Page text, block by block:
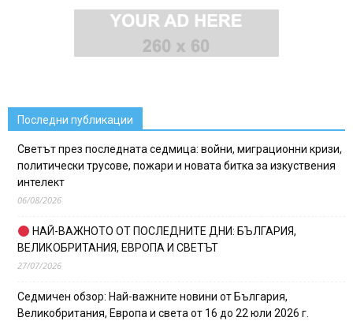
Последни публикации
Светът през последната седмица: войни, миграционни кризи,
политически трусове, пожари и новата битка за изкуствения
интелект
06/08/2026
НАЙ-ВАЖНОТО ОТ ПОСЛЕДНИТЕ ДНИ: БЪЛГАРИЯ,
ВЕЛИКОБРИТАНИЯ, ЕВРОПА И СВЕТЪТ
27/07/2026
Седмичен обзор: Най-важните новини от България,
Великобритания, Европа и света от 16 до 22 юли 2026 г.